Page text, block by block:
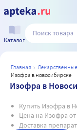
Каталог
главная
изофра в новосибирске
Изофра в
Купить Изофра в
Цена на Изофра
Доставка